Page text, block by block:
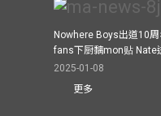
Nowhere Boys出道10
fans下厨黐mon贴 Nate
2025-01-08
更多